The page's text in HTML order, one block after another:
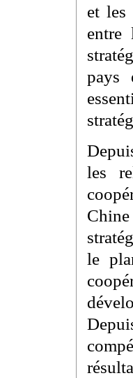
et les
entre
pays
les
le